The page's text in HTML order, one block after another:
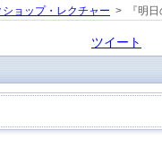
ョップ・レクチャー > 『明日
ツイート